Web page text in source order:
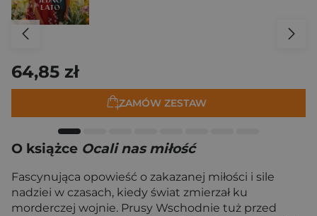
64,85 zł
ZAMÓW ZESTAW
O książce Ocali nas miłość
Fascynująca opowieść o zakazanej miłości i sile
nadziei w czasach, kiedy świat zmierzał ku
morderczej wojnie. Prusy Wschodnie tuż przed